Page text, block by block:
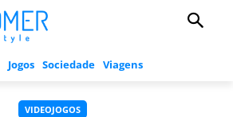
Jogos Sociedade Viagens
VIDEOJOGOS